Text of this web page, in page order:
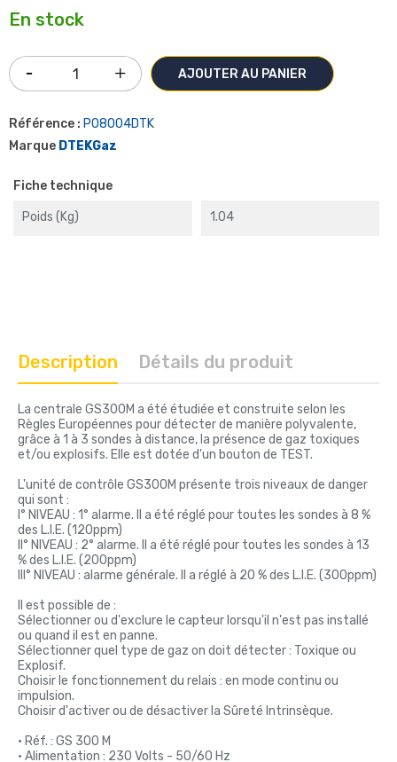
En stock
AJOUTER AU PANIER
Référence : P08004DTK
Marque DTEKGaz
Fiche technique
Poids (kg) 1.04
Description Détails du produit
La centrale GS300M a été étudiée et construite selon les
Règles Européennes pour détecter de manière polyvalente,
grâce à 1 à 3 sondes à distance, la présence de gaz toxiques
et/ou explosifs. Elle est dotée d'un bouton de TEST.
L'unité de contrôle GS300M présente trois niveaux de danger
qui sont :
I° NIVEAU : 1° alarme. Il a été réglé pour toutes les sondes à 8 %
des L.I.E. (120ppm)
II° NIVEAU : 2° alarme. Il a été réglé pour toutes les sondes à 13
% des L.I.E. (200ppm)
III° NIVEAU : alarme générale. Il a réglé à 20 % des L.I.E. (300ppm)
Il est possible de :
Sélectionner ou d'exclure le capteur lorsqu'il n'est pas installé
ou quand il est en panne.
Sélectionner quel type de gaz on doit détecter : Toxique ou
Explosif.
Choisir le fonctionnement du relais : en mode continu ou
impulsion.
Choisir d'activer ou de désactiver la Sûreté Intrinsèque.
• Réf. : GS 300 M
• Alimentation : 230 Volts - 50/60 Hz